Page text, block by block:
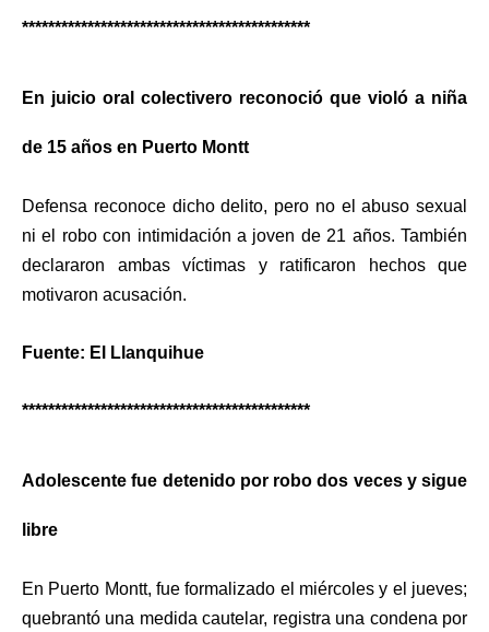
********************************************
En juicio oral colectivero reconoció que violó a niña
de 15 años en Puerto Montt
Defensa reconoce dicho delito, pero no el abuso sexual
ni el robo con intimidación a joven de 21 años. También
declararon ambas víctimas y ratificaron hechos que
motivaron acusación.
Fuente: El Llanquihue
********************************************
Adolescente fue detenido por robo dos veces y sigue
libre
En Puerto Montt, fue formalizado el miércoles y el jueves;
quebrantó una medida cautelar, registra una condena por